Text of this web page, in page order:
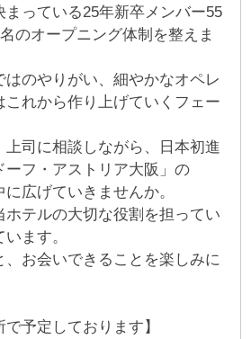
まっている25年新卒メンバー55
のオープニング体制を整えま
はのやりがい、細やかなオペレ
これから作り上げていくフェー
上司に相談しながら、日本初進
ーフ・アストリア大阪」の
広げていきませんか。
ホテルの大切な役割を担ってい
ます。
、お会いできることを楽しみに
で予定しております】